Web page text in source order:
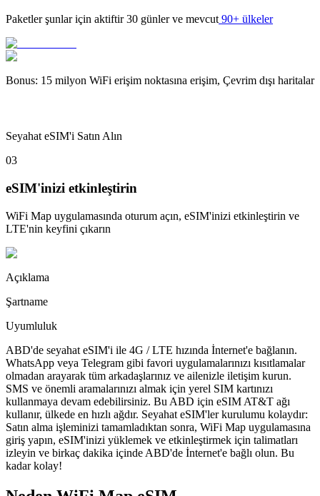
Paketler şunlar için aktiftir 30 günler ve mevcut 90+ ülkeler
Bonus: 15 milyon WiFi erişim noktasına erişim, Çevrim dışı haritalar
Seyahat eSIM'i Satın Alın
03
eSIM'inizi etkinleştirin
WiFi Map uygulamasında oturum açın, eSIM'inizi etkinleştirin ve
LTE'nin keyfini çıkarın
Açıklama
Şartname
Uyumluluk
ABD'de seyahat eSIM'i ile 4G / LTE hızında İnternet'e bağlanın.
WhatsApp veya Telegram gibi favori uygulamalarınızı kısıtlamalar
olmadan arayarak tüm arkadaşlarınız ve ailenizle iletişim kurun.
SMS ve önemli aramalarınızı almak için yerel SIM kartınızı
kullanmaya devam edebilirsiniz. Bu ABD için eSIM AT&T ağı
kullanır, ülkede en hızlı ağdır. Seyahat eSIM'ler kurulumu kolaydır:
Satın alma işleminizi tamamladıktan sonra, WiFi Map uygulamasına
giriş yapın, eSIM'inizi yüklemek ve etkinleştirmek için talimatları
izleyin ve birkaç dakika içinde ABD'de İnternet'e bağlı olun. Bu
kadar kolay!